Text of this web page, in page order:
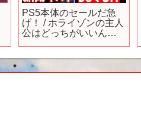
PS5本体のセールだ急
げ！ / ホライゾンの主人
公はどっちがいいんだ
のスタジオが新作！
【ゲームニュースまと